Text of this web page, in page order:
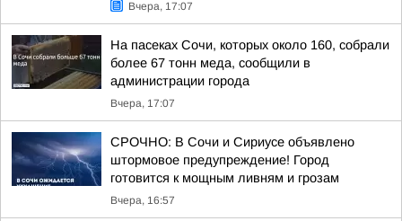
Вчера, 17:07
На пасеках Сочи, которых около 160, собрали
более 67 тонн меда, сообщили в
администрации города
Вчера, 17:07
СРОЧНО: В Сочи и Сириусе объявлено
штормовое предупреждение! Город
готовится к мощным ливням и грозам
Вчера, 16:57